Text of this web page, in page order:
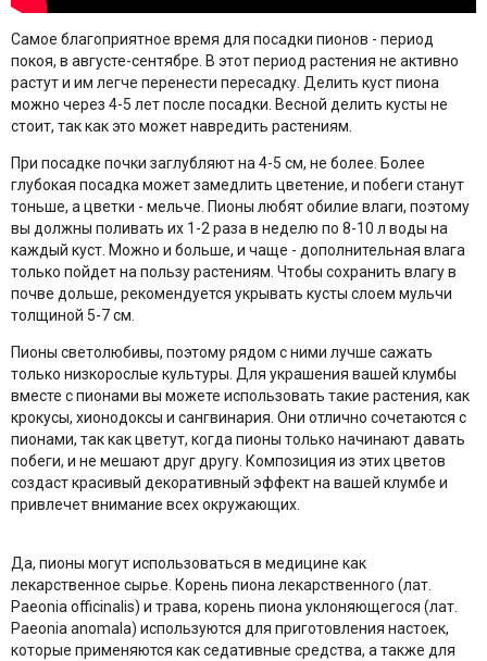
Самое благоприятное время для посадки пионов - период
покоя, в августе-сентябре. В этот период растения не активно
растут и им легче перенести пересадку. Делить куст пиона
можно через 4-5 лет после посадки. Весной делить кусты не
стоит, так как это может навредить растениям.
При посадке почки заглубляют на 4-5 см, не более. Более
глубокая посадка может замедлить цветение, и побеги станут
тоньше, а цветки - мельче. Пионы любят обилие влаги, поэтому
вы должны поливать их 1-2 раза в неделю по 8-10 л воды на
каждый куст. Можно и больше, и чаще - дополнительная влага
только пойдет на пользу растениям. Чтобы сохранить влагу в
почве дольше, рекомендуется укрывать кусты слоем мульчи
толщиной 5-7 см.
Пионы светолюбивы, поэтому рядом с ними лучше сажать
только низкорослые культуры. Для украшения вашей клумбы
вместе с пионами вы можете использовать такие растения, как
крокусы, хионодоксы и сангвинария. Они отлично сочетаются с
пионами, так как цветут, когда пионы только начинают давать
побеги, и не мешают друг другу. Композиция из этих цветов
создаст красивый декоративный эффект на вашей клумбе и
привлечет внимание всех окружающих.
Да, пионы могут использоваться в медицине как
лекарственное сырье. Корень пиона лекарственного (лат.
Paeonia officinalis) и трава, корень пиона уклоняющегося (лат.
Paeonia anomala) используются для приготовления настоек,
которые применяются как седативные средства, а также для